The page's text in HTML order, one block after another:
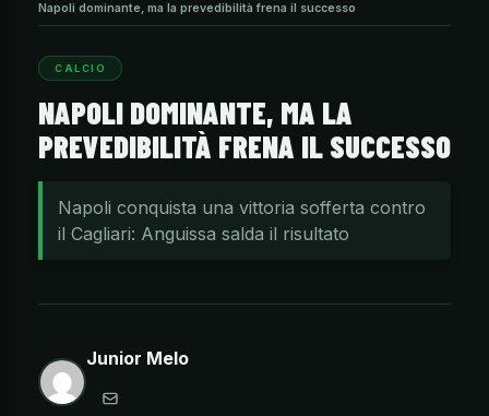
Napoli dominante, ma la prevedibilità frena il successo
CALCIO
NAPOLI DOMINANTE, MA LA
PREVEDIBILITÀ FRENA IL SUCCESSO
Napoli conquista una vittoria sofferta contro
il Cagliari: Anguissa salda il risultato
Junior Melo